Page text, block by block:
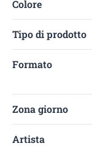
Colore
Tipo di prodotto
Formato
Zona giorno
Artista